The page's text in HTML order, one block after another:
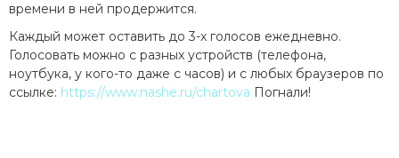
времени в ней продержится.
Каждый может оставить до 3-х голосов ежедневно.
Голосовать можно с разных устройств (телефона,
ноутбука, у кого-то даже с часов) и с любых браузеров по
ссылке: https://www.nashe.ru/chartova Погнали!